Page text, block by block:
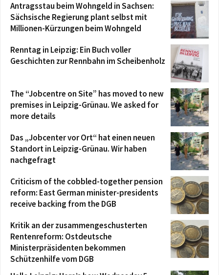
Antragsstau beim Wohngeld in Sachsen:
Sächsische Regierung plant selbst mit
Millionen-Kürzungen beim Wohngeld
Renntag in Leipzig: Ein Buch voller
Geschichten zur Rennbahn im Scheibenholz
The “Jobcentre on Site” has moved to new
premises in Leipzig-Grünau. We asked for
more details
Das „Jobcenter vor Ort“ hat einen neuen
Standort in Leipzig-Grünau. Wir haben
nachgefragt
Criticism of the cobbled-together pension
reform: East German minister-presidents
receive backing from the DGB
Kritik an der zusammengeschusterten
Rentenreform: Ostdeutsche
Ministerpräsidenten bekommen
Schützenhilfe vom DGB